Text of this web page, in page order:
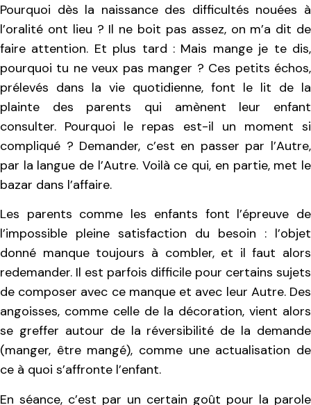
Pourquoi dès la naissance des difficultés nouées à
l’oralité ont lieu ? Il ne boit pas assez, on m’a dit de
faire attention. Et plus tard : Mais mange je te dis,
pourquoi tu ne veux pas manger ? Ces petits échos,
prélevés dans la vie quotidienne, font le lit de la
plainte des parents qui amènent leur enfant
consulter. Pourquoi le repas est-il un moment si
compliqué ? Demander, c’est en passer par l’Autre,
par la langue de l’Autre. Voilà ce qui, en partie, met le
bazar dans l’affaire.
Les parents comme les enfants font l’épreuve de
l’impossible pleine satisfaction du besoin : l’objet
donné manque toujours à combler, et il faut alors
redemander. Il est parfois difficile pour certains sujets
de composer avec ce manque et avec leur Autre. Des
angoisses, comme celle de la décoration, vient alors
se greffer autour de la réversibilité de la demande
(manger, être mangé), comme une actualisation de
ce à quoi s’affronte l’enfant.
En séance, c’est par un certain goût pour la parole